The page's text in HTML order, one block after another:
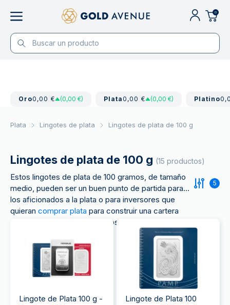
0
Oro0,00 € (0,00 €) Plata0,00 € (0,00 €) Platino
Plata Lingotes de plata Lingotes de plata de 100 g
Lingotes de plata de 100 g (15 productos)
Estos lingotes de plata de 100 gramos, de tamaño
medio, pueden ser un buen punto de partida para
los aficionados a la plata o para inversores que
quieran comprar plata para construir una cartera
equilibrada de metales preciosos.
5
Lingote de Plata 100 g -
Lingote de Plata 100